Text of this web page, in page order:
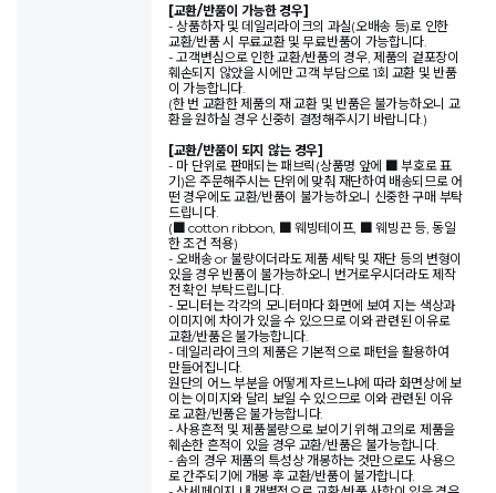
[교환/반품이 가능한 경우]
- 상품하자 및 데일리라이크의 과실(오배송 등)로 인한
교환/반품 시 무료교환 및 무료반품이 가능합니다.
- 고객변심으로 인한 교환/반품의 경우, 제품의 겉포장이
훼손되지 않았을 시에만 고객 부담으로 1회 교환 및 반품
이 가능합니다.
(한 번 교환한 제품의 재 교환 및 반품은 불가능하오니 교
환을 원하실 경우 신중히 결정해주시기 바랍니다.)
[교환/반품이 되지 않는 경우]
- 마 단위로 판매되는 패브릭(상품명 앞에 ■ 부호로 표
기)은 주문해주시는 단위에 맞춰 재단하여 배송되므로 어
떤 경우에도 교환/반품이 불가능하오니 신중한 구매 부탁
드립니다.
(■ cotton ribbon, ■ 웨빙테이프, ■ 웨빙끈 등, 동일
한 조건 적용)
- 오배송 or 불량이더라도 제품 세탁 및 재단 등의 변형이
있을 경우 반품이 불가능하오니 번거로우시더라도 제작
전 확인 부탁드립니다.
- 모니터는 각각의 모니터마다 화면에 보여 지는 색상과
이미지에 차이가 있을 수 있으므로 이와 관련된 이유로
교환/반품은 불가능합니다.
- 데일리라이크의 제품은 기본적으로 패턴을 활용하여
만들어집니다.
원단의 어느 부분을 어떻게 자르느냐에 따라 화면상에 보
이는 이미지와 달리 보일 수 있으므로 이와 관련된 이유
로 교환/반품은 불가능합니다.
- 사용흔적 및 제품불량으로 보이기 위해 고의로 제품을
훼손한 흔적이 있을 경우 교환/반품은 불가능합니다.
- 솜의 경우 제품의 특성상 개봉하는 것만으로도 사용으
로 간주되기에 개봉 후 교환/반품이 불가합니다.